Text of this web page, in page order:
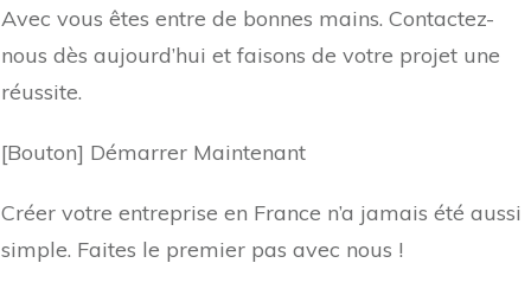
Avec vous êtes entre de bonnes mains. Contactez-
nous dès aujourd’hui et faisons de votre projet une
réussite.
[Bouton] Démarrer Maintenant
Créer votre entreprise en France n’a jamais été aussi
simple. Faites le premier pas avec nous !